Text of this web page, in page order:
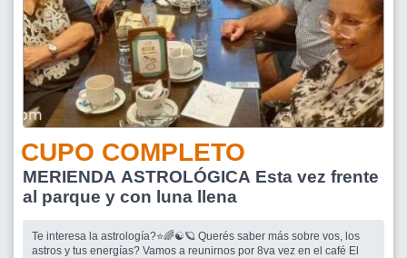
CUPO COMPLETO
MERIENDA ASTROLÓGICA Esta vez frente
al parque y con luna llena
Te interesa la astrología?⭐🌈☯️🪐 Querés saber más sobre vos, los
astros y tus energías? Vamos a reunirnos por 8va vez en el café El